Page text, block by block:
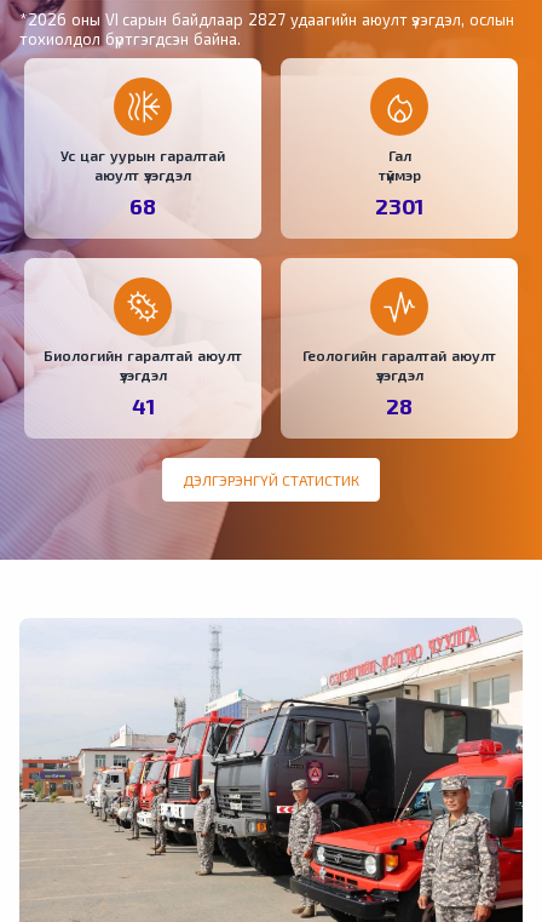
*2026 оны VI сарын байдлаар 2827 удаагийн аюулт үзэгдэл, ослын
тохиолдол бүртгэгдсэн байна.
Ус цаг уурын гаралтай
аюулт үзэгдэл
68
Гал
түймэр
2301
Биологийн гаралтай аюулт
үзэгдэл
41
Геологийн гаралтай аюулт
үзэгдэл
28
ДЭЛГЭРЭНГҮЙ СТАТИСТИК